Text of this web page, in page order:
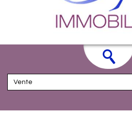
Vente